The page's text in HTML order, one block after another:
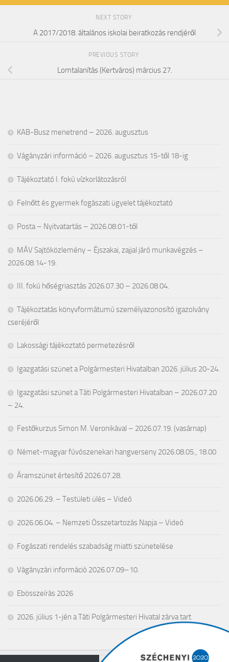
NEXT STORY
A 2017/2018. általános iskolai beiratkozás rendjéről
PREVIOUS STORY
Lomtalanítás (Kertváros) március 27.
KAB-Busz menetrend – 2026. augusztus
Vágányzári információ – 2026. augusztus 15-től 18-ig
Tájékoztató I. fokú vízkorlátozásról
Felnőtt és gyermek fogászati ügyelet tájékoztató
Posta – Nyitvatartás – 2026.08.01-től
MÁV Sajtóközlemény – Éjszakai, zajjal járó munkavégzés –
2026.08.14-19.
III. fokú hőségriasztás 2026.07.30 – 2026.08.04.
Tájékoztatás könyvformátumú személyazonosító igazolvány
cseréjéről
Lakossági tájékoztató permetezésről
Igazgatási szünet a Polgármesteri Hivatalban 2026. július 20-24.
Igazgatási szünet a Táti Polgármesteri Hivatalban – 2026.07.20
– 24.
Festőkurzus Simon M. Veronikával – 2026.07.19. (vasárnap)
Német-magyar fúvószenekari hangverseny 2026.08.05., 18.00
Áramszünet értesítő 2026.07.28.
2026.06.29. – Testületi ülés – Videó
2026.06.04. – Nemzeti Összetartozás Napja – Videó
Fogászati rendelés szabadság miatti szünetelése
Vágányzári információ 2026.07.09–10.
Ebösszeírás 2026
2026. július 1-jén a Táti Polgármesteri Hivatal zárva tart